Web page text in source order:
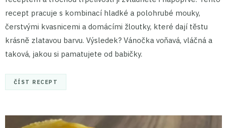
recept pracuje s kombinací hladké a polohrubé mouky,
čerstvými kvasnicemi a domácími žloutky, které dají těstu
krásně zlatavou barvu. Výsledek? Vánočka voňavá, vláčná a
taková, jakou si pamatujete od babičky.
ČÍST RECEPT